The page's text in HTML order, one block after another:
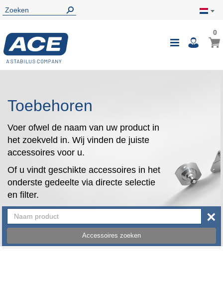
Toggle
00
Toebehoren
Voer ofwel de naam van uw product in
het zoekveld in. Wij vinden de juiste
accessoires voor u.
Of u vindt geschikte accessoires in het
onderste gedeelte via directe selectie
en filter.
Accessoires zoeken
×